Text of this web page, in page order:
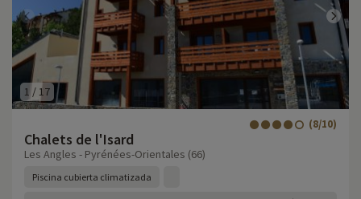
1 / 17
Chalets de l'Isard
(8/10)
Les Angles - Pyrénées-Orientales (66)
Piscina cubierta climatizada